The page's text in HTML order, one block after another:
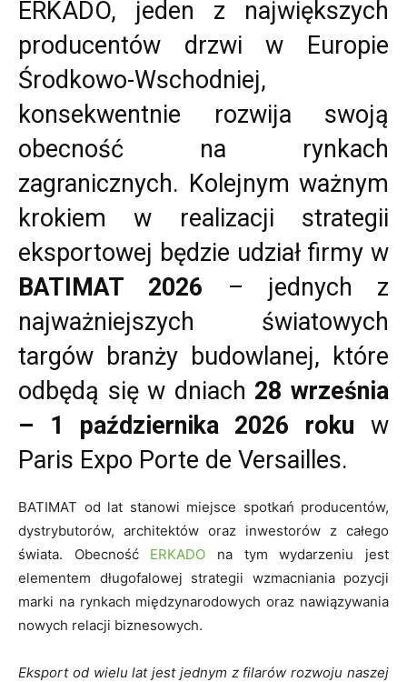
ERKADO, jeden z największych
producentów drzwi w Europie
Środkowo-Wschodniej,
konsekwentnie rozwija swoją
obecność na rynkach
zagranicznych. Kolejnym ważnym
krokiem w realizacji strategii
eksportowej będzie udział firmy w
BATIMAT 2026 – jednych z
najważniejszych światowych
targów branży budowlanej, które
odbędą się w dniach 28 września
– 1 października 2026 roku w
Paris Expo Porte de Versailles.
BATIMAT od lat stanowi miejsce spotkań producentów,
dystrybutorów, architektów oraz inwestorów z całego
świata. Obecność ERKADO na tym wydarzeniu jest
elementem długofalowej strategii wzmacniania pozycji
marki na rynkach międzynarodowych oraz nawiązywania
nowych relacji biznesowych.
Eksport od wielu lat jest jednym z filarów rozwoju naszej